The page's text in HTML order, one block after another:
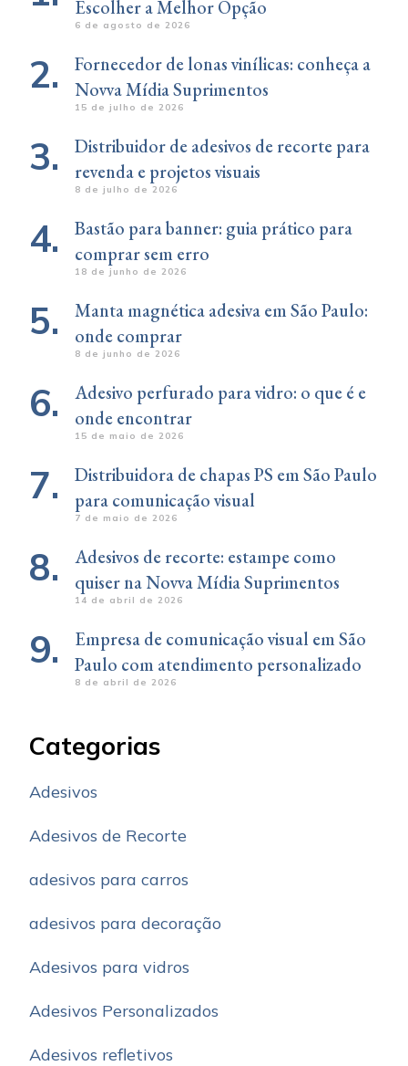
Escolher a Melhor Opção
6 de agosto de 2026
Fornecedor de lonas vinílicas: conheça a
Novva Mídia Suprimentos
15 de julho de 2026
Distribuidor de adesivos de recorte para
revenda e projetos visuais
8 de julho de 2026
Bastão para banner: guia prático para
comprar sem erro
18 de junho de 2026
Manta magnética adesiva em São Paulo:
onde comprar
8 de junho de 2026
Adesivo perfurado para vidro: o que é e
onde encontrar
15 de maio de 2026
Distribuidora de chapas PS em São Paulo
para comunicação visual
7 de maio de 2026
Adesivos de recorte: estampe como
quiser na Novva Mídia Suprimentos
14 de abril de 2026
Empresa de comunicação visual em São
Paulo com atendimento personalizado
8 de abril de 2026
Categorias
Adesivos
Adesivos de Recorte
adesivos para carros
adesivos para decoração
Adesivos para vidros
Adesivos Personalizados
Adesivos refletivos